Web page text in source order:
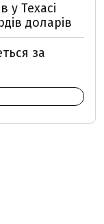
у Техасі
доларів
за